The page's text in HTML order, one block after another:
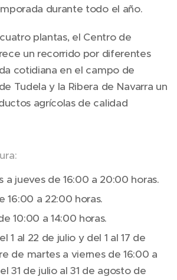
durante todo el año.
plantas, el Centro de
un recorrido por diferentes
cotidiana en el campo de
Tudela y la Ribera de Navarra un
agrícolas de calidad
a jueves de 16:00 a 20:00 horas.
16:00 a 22:00 horas.
10:00 a 14:00 horas.
1 al 22 de julio y del 1 al 17 de
de martes a viernes de 16:00 a
31 de julio al 31 de agosto de